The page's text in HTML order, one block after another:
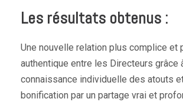
Les résultats obtenus :
Une nouvelle relation plus complice et
authentique entre les Directeurs grâce
connaissance individuelle des atouts
bonification par un partage vrai et